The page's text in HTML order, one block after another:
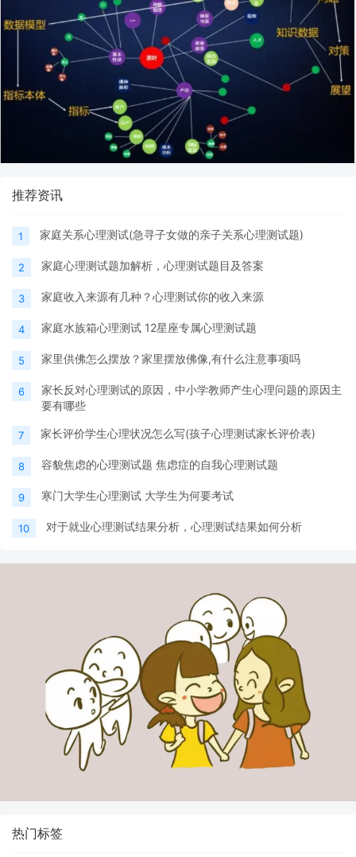
推荐资讯
1 家庭关系心理测试(急寻子女做的亲子关系心理测试题)
2 家庭心理测试题加解析，心理测试题目及答案
3 家庭收入来源有几种？心理测试你的收入来源
4 家庭水族箱心理测试 12星座专属心理测试题
5 家里供佛怎么摆放？家里摆放佛像,有什么注意事项吗
6
家长反对心理测试的原因，中小学教师产生心理问题的原因主
要有哪些
7 家长评价学生心理状况怎么写(孩子心理测试家长评价表)
8 容貌焦虑的心理测试题 焦虑症的自我心理测试题
9 寒门大学生心理测试 大学生为何要考试
10 对于就业心理测试结果分析，心理测试结果如何分析
热门标签